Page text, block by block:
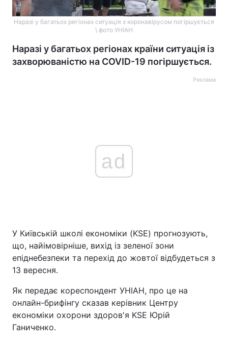
Наразі у багатьох регіонах ситуація з коронавірусом погіршується
\ фото УНІАН
Наразі у багатьох регіонах країни ситуація із
захворюваністю на COVID-19 погіршується.
Реклама
ad
У Київській школі економіки (KSE) прогнозують,
що, найімовірніше, вихід із зеленої зони
епіднебезпеки та перехід до жовтої відбудеться з
13 вересня.
Як передає кореспондент УНІАН, про це на
онлайн-брифінгу сказав керівник Центру
економіки охорони здоров'я KSE Юрій
Ганиченко.